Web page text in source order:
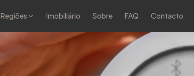
Regiões Imobiliário Sobre FAQ Contacto